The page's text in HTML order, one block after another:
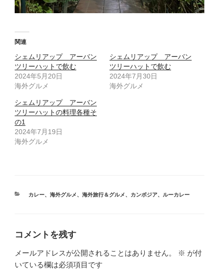
関連
シェムリアップ アーバン
ツリーハットで飲む
2024年5月20日
海外グルメ
シェムリアップ アーバン
ツリーハットで飲む
2024年7月30日
海外グルメ
シェムリアップ アーバン
ツリーハットの料理各種そ
の1
2024年7月19日
海外グルメ
カ
カレー、 海外グルメ、 海外旅行＆グルメ、 カンボジア、 ルーカレー
コメントを残す
メールアドレスが公開されることはありません。 ※ が付
いている欄は必須項目です